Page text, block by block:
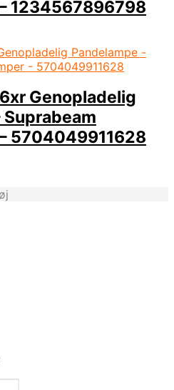
1234567896798
Genopladelig
Suprabeam
5704049911628